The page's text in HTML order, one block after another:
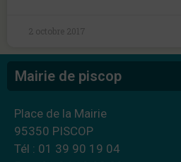
2 octobre 2017
Mairie de piscop
Place de la Mairie
95350 PISCOP
Tél : 01 39 90 19 04